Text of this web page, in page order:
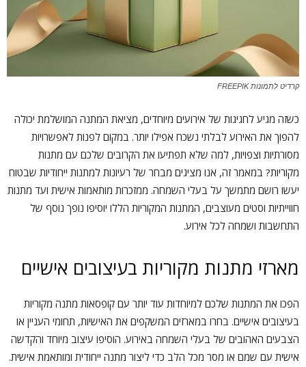
קרדיט לתמונות FREEPIK
כשזה מגיע לחגיגות של אירועים מיוחדים, מציאת המתנה המושלמת יכולה
להפוך את האירוע לבלתי נשכח אפילו יותר. במקום לפנות לאפשרויות
מסורתיות וצפויות, למה שלא תפתיעו את הקרובים שלכם עם מתנות
מקוריות? במאמר זה, אנו מציגים מבחר של רעיונות למתנות ייחודיות שבטוח
יעשו רושם מתמשך על בעלי השמחה. ממזכרות מותאמות אישית ועד מתנות
חווייתיות וסטים מעוצבים, המתנות המקוריות הללו יוסיפו נופך נוסף של
התחשבות ושמחה לכל אירוע.
מארזי מתנות מקוריות בעיצובים אישיים
הפכו את המתנות שלכם למיוחדות עוד יותר עם קופסאות מתנה מקוריות
בעיצובים אישיים. בחרו במארזים המשקפים את האישיות, תחומי העניין או
הצבעים האהובים של בעלי השמחה באירוע. הוסיפו עיצוב מיוחד והקדשה
אישית עם שמם או מסר מכל הלב כדי ליצור מתנה ייחודית ומותאמת אישית.